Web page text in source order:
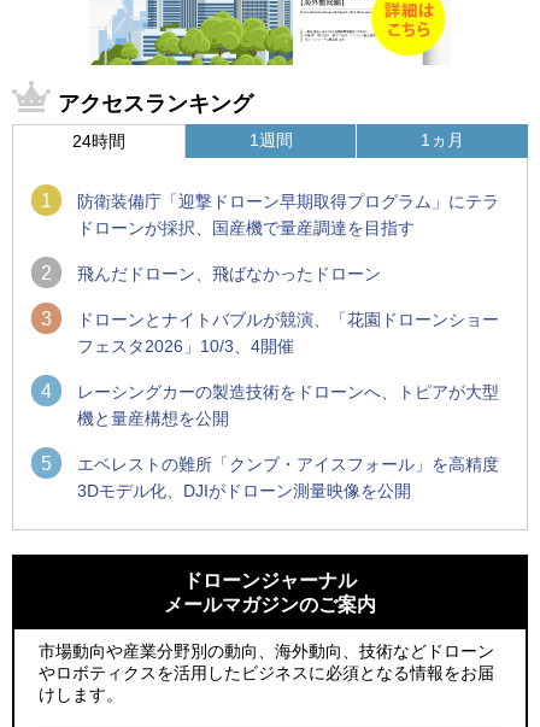
アクセスランキング
24時間
1
防衛装備庁「迎撃ドローン早期取得プログラム」にテラ
ドローンが採択、国産機で量産調達を目指す
2 飛んだドローン、飛ばなかったドローン
3
ドローンとナイトバブルが競演、「花園ドローンショー
フェスタ2026」10/3、4開催
4
レーシングカーの製造技術をドローンへ、トピアが大型
機と量産構想を公開
5
エベレストの難所「クンブ・アイスフォール」を高精度
3Dモデル化、DJIがドローン測量映像を公開
1週間
ン」とドローンショーによる新演出を実施
防衛装備庁「迎撃ドローン早期取得プログラム」にテラドロ
ーンが採択、国産機で量産調達を目指す
レッドクリフ、足利花火大会で映画『スパイダーマン』や
1ヵ月
ン」とドローンショーによる新演出を実施
国産AUVを社会実装へ、スタートアップ「BlueArch株式会
社」設立
防衛装備庁「迎撃ドローン早期取得プログラム」にテラドロ
ドローンジャーナル
メールマガジンのご案内
市場動向や産業分野別の動向、海外動向、技術などドローン
やロボティクスを活用したビジネスに必須となる情報をお届
けします。